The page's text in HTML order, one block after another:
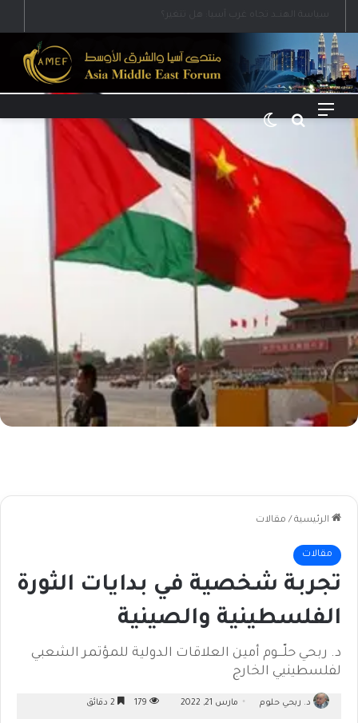
القائمة بحث عن
الرئيسية / مقالات
مقالات
تجربة شخصية في بدايات الثورة
الفلسطينية والصينية
د. ربحي حلّـــوم أمين العلاقات الدولية للمؤتمر الشعبي
لفلسطينيي الخارج
د. ربحي حلوم مارس 21, 2022